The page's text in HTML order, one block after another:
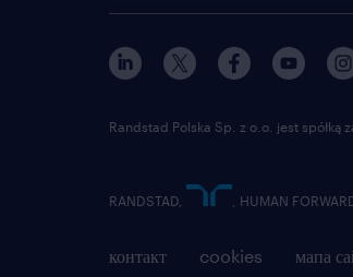
контакт cookies мапа
Randstad Polska Sp. z o.o. jest
RANDSTAD, , HUMAN